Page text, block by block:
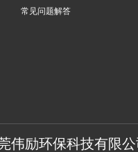
常见问题解答
伟励环保科技有限